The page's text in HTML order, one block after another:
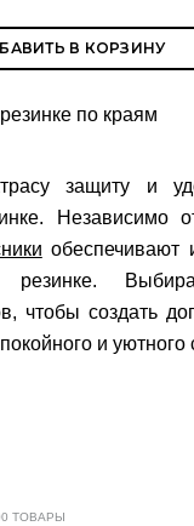
В КОРЗИНУ
по краям
защиту и
Независимо
обеспечивают
резинке.
чтобы создать
и уютного
ТОВАРЫ